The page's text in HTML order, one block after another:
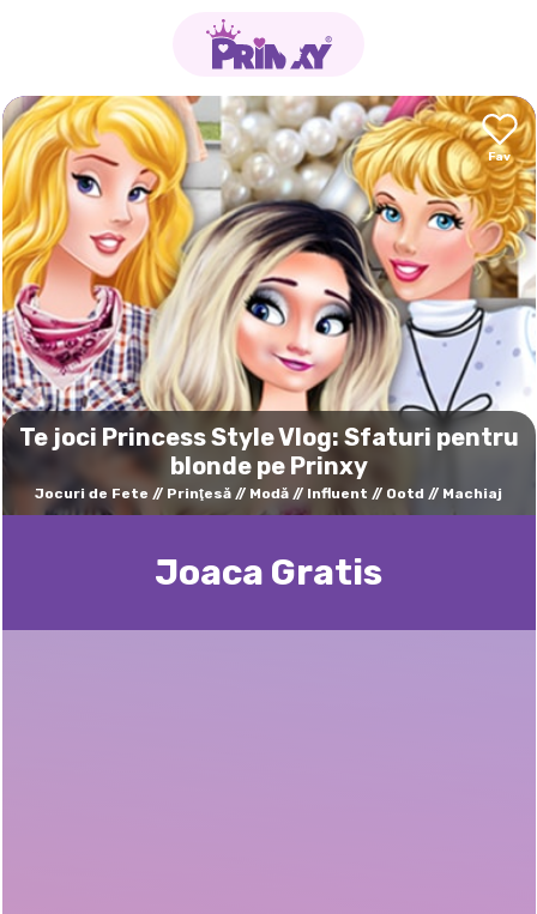
Te joci Princess Style Vlog: Sfaturi pentru
blonde pe Prinxy
Jocuri de Fete Prinţesă Modă Influent Ootd Machiaj
Joaca Gratis